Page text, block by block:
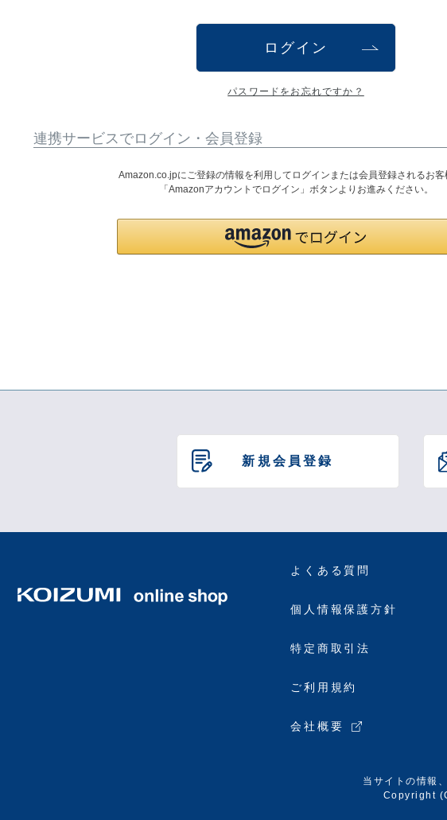
ログイン
パスワードをお忘れですか？
連携サービスでログイン・会員登録
Amazon.co.jpにご登録の情報を利用してログインまたは会員登録されるお客
「Amazonアカウントでログイン」ボタンよりお進みください。
新規会員登録
よくある質問
個人情報保護方針
特定商取引法
ご利用規約
会社概要
当サイトの情報
Copyright